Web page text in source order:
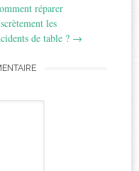
réparer
les
de table ? →